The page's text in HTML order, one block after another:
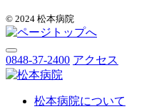
© 2024 松本病院
0848-37-2400 アクセス
松本病院について